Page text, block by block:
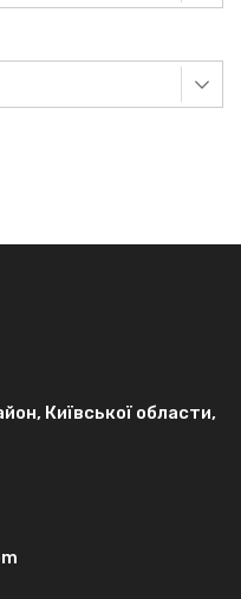
Київської области,